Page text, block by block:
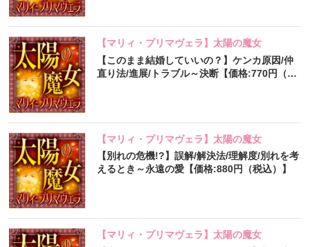
【マリィ・プリマヴェラ】太陽の魔女
【このまま結婚していいの？】ケンカ原因/仲
直り法/進展/トラブル～決断【価格:770円（税
【マリィ・プリマヴェラ】太陽の魔女
【別れの危機!?】誤解/解決法/理解度/別れを考
えるとき～永遠の愛【価格:880円（税込）】
【マリィ・プリマヴェラ】太陽の魔女